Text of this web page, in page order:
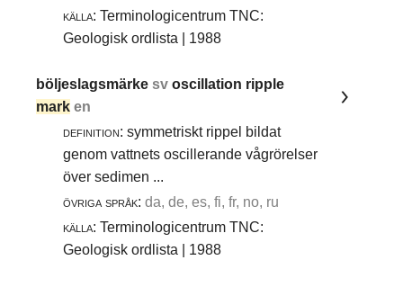
källa: Terminologicentrum TNC:
Geologisk ordlista | 1988
böljeslagsmärkesvoscillation ripple
mark en
definition: symmetriskt rippel bildat
genom vattnets oscillerande vågrörelser
över sedimen ...
övriga språk: da, de, es, fi, fr, no, ru
källa: Terminologicentrum TNC:
Geologisk ordlista | 1988